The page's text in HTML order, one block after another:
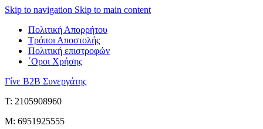
Skip to navigation Skip to main content
Πολιτική Απορρήτου
Τρόποι Αποστολής
Πολιτική επιστροφών
΄Οροι Χρήσης
Γίνε B2B Συνεργάτης
Τ: 2105908960
M: 6951925555